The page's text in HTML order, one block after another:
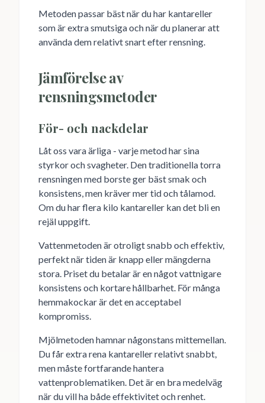
Metoden passar bäst när du har kantareller
som är extra smutsiga och när du planerar att
använda dem relativt snart efter rensning.
Jämförelse av
rensningsmetoder
För- och nackdelar
Låt oss vara ärliga - varje metod har sina
styrkor och svagheter. Den traditionella torra
rensningen med borste ger bäst smak och
konsistens, men kräver mer tid och tålamod.
Om du har flera kilo kantareller kan det bli en
rejäl uppgift.
Vattenmetoden är otroligt snabb och effektiv,
perfekt när tiden är knapp eller mängderna
stora. Priset du betalar är en något vattnigare
konsistens och kortare hållbarhet. För många
hemmakockar är det en acceptabel
kompromiss.
Mjölmetoden hamnar någonstans mittemellan.
Du får extra rena kantareller relativt snabbt,
men måste fortfarande hantera
vattenproblematiken. Det är en bra medelväg
när du vill ha både effektivitet och renhet.